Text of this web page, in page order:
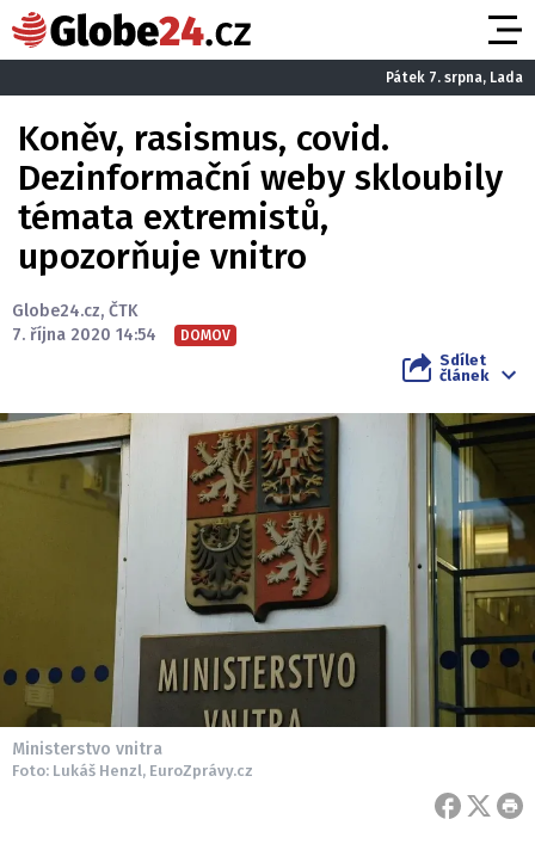
Pátek 7. srpna, Lada
Koněv, rasismus, covid.
Dezinformační weby skloubily
témata extremistů,
upozorňuje vnitro
Globe24.cz, ČTK
7. října 2020 14:54
DOMOV
Sdílet
článek
Ministerstvo vnitra
Foto: Lukáš Henzl, EuroZprávy.cz